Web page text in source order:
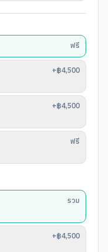
ฟรี
+฿4,500
+฿4,500
ฟรี
รวม
+฿4,500